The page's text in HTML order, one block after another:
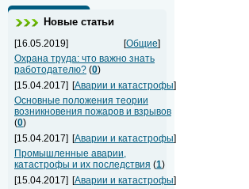
Новые статьи
[16.05.2019] [Общие]
Охрана труда: что важно знать
работодателю? (0)
[15.04.2017] [Аварии и катастрофы]
Основные положения теории
возникновения пожаров и взрывов
(0)
[15.04.2017] [Аварии и катастрофы]
Промышленные аварии,
катастрофы и их последствия (1)
[15.04.2017] [Аварии и катастрофы]